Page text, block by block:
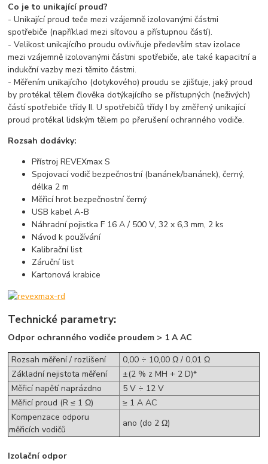
Co je to unikající proud?
- Unikající proud teče mezi vzájemně izolovanými částmi
spotřebiče (například mezi síťovou a přístupnou částí).
- Velikost unikajícího proudu ovlivňuje především stav izolace
mezi vzájemně izolovanými částmi spotřebiče, ale také kapacitní a
indukční vazby mezi těmito částmi.
- Měřením unikajícího (dotykového) proudu se zjišťuje, jaký proud
by protékal tělem člověka dotýkajícího se přístupných (neživých)
částí spotřebiče třídy II. U spotřebičů třídy I by změřený unikající
proud protékal lidským tělem po přerušení ochranného vodiče.
Rozsah dodávky:
PřístrojREVEXmax S
Spojovací vodič bezpečnostní (banánek/banánek), černý,
délka 2 m
Měřicí hrot bezpečnostní černý
USB kabel A-B
Náhradní pojistka F 16 A / 500 V, 32 x 6,3 mm, 2 ks
Návod k používání
Kalibrační list
Záruční list
Kartonová krabice
Technické parametry:
Odpor ochranného vodiče proudem > 1 A AC
Rozsah měření / rozlišení
0,00 ÷ 10,00 Ω / 0,01 Ω
Základní nejistota měření
±(2 % z MH + 2 D)*
Měřicí napětí naprázdno
5 V ÷ 12 V
Měřicí proud (R ≤ 1 Ω)
≥ 1 A AC
Kompenzace odporu
měřicích vodičů
ano (do 2 Ω)
Izolační odpor